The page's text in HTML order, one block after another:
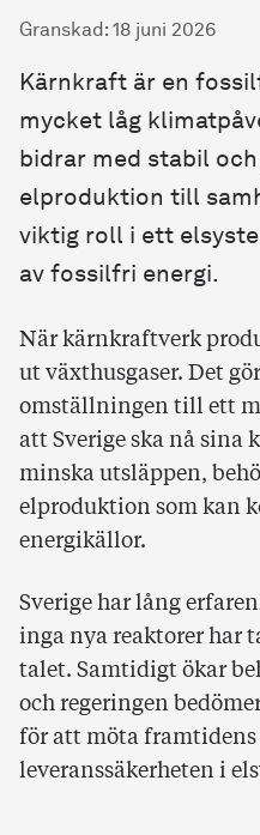
Granskad : 18 juni 2026
Kärnkraft är en
mycket låg
bidrar med stabil
elproduktion till
viktig roll i ett
av fossilfri energi.
När kärnkraftverk
ut växthusgaser. Det
omställningen till ett
att Sverige ska nå
minska utsläppen,
elproduktion som kan
energikällor.
Sverige har lång
inga nya reaktorer har
talet. Samtidigt ökar
och regeringen
för att möta framtidens
leveranssäkerheten i